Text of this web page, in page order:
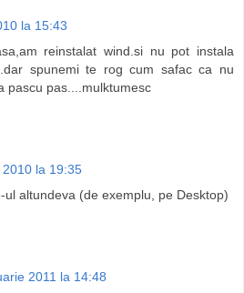
la 15:43
reinstalat wind.si nu pot instala
spunemi te rog cum safac ca nu
pascu pas....mulktumesc
2010 la 19:35
ul altundeva (de exemplu, pe Desktop)
2011 la 14:48